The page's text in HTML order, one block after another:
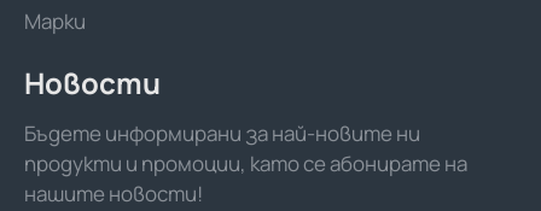
Марки
Новости
Бъдете информирани за най-новите ни
продукти и промоции, като се абонирате на
нашите новости!